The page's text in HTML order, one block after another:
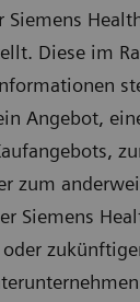
Diese im
Angebot,
zum
Siemens